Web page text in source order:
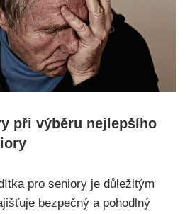
při výběru nejlepšího
pro seniory je důležitým
bezpečný a⁢ pohodlný